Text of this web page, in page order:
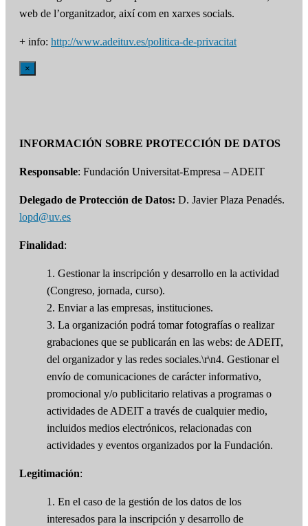
web de l’organitzador, així com en xarxes socials.
+ info: http://www.adeituv.es/politica-de-privacitat
×
INFORMACIÓN SOBRE PROTECCIÓN DE DATOS
Responsable: Fundación Universitat-Empresa – ADEIT
Delegado de Protección de Datos: D. Javier Plaza Penadés.
lopd@uv.es
Finalidad:
1. Gestionar la inscripción y desarrollo en la actividad
(Congreso, jornada, curso).
2. Enviar a las empresas, instituciones.
3. La organización podrá tomar fotografías o realizar
grabaciones que se publicarán en las webs: de ADEIT,
del organizador y las redes sociales.\r\n4. Gestionar el
envío de comunicaciones de carácter informativo,
promocional y/o publicitario relativas a programas o
actividades de ADEIT a través de cualquier medio,
incluidos medios electrónicos, relacionadas con
actividades y eventos organizados por la Fundación.
Legitimación:
1. En el caso de la gestión de los datos de los
interesados para la inscripción y desarrollo de